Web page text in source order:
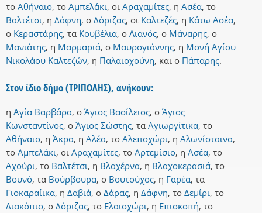
το Αθήναιο, το Αμπελάκι, οι Αραχαμίτες, η Ασέα, το
Βαλτέτσι, η Δάφνη, ο Δόριζας, οι Καλτεζές, η Κάτω Ασέα,
ο Κεραστάρης, τα Κουβέλια, ο Λιανός, ο Μάναρης, ο
Μανιάτης, η Μαρμαριά, ο Μαυρογιάννης, η Μονή Αγίου
Νικολάου Καλτεζών, η Παλαιοχούνη, και ο Πάπαρης.
Στον ίδιο δήμο (ΤΡΙΠΟΛΗΣ), ανήκουν:
η Αγία Βαρβάρα, ο Άγιος Βασίλειος, ο Άγιος
Κωνσταντίνος, ο Άγιος Σώστης, τα Αγιωργίτικα, το
Αθήναιο, η Άκρα, η Αλέα, το Αλεποχώρι, η Αλωνίσταινα,
το Αμπελάκι, οι Αραχαμίτες, το Αρτεμίσιο, η Ασέα, το
Αχούρι, το Βαλτέτσι, η Βλαχέρνα, η Βλαχοκερασιά, το
Βουνό, τα Βούρβουρα, ο Βουτούχος, η Γαρέα, τα
Γιοκαραίικα, η Δαβιά, ο Δάρας, η Δάφνη, το Δεμίρι, το
Διακόπιο, ο Δόριζας, το Ελαιοχώρι, η Επισκοπή, το